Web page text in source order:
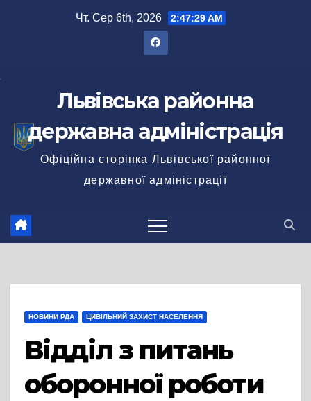
Чт. Сер 6th, 2026 2:47:29 AM
Львівська районна
державна адміністрація
Офіційна сторінка Львівської районної
державної адміністрації
НОВИНИ РДА ЦИВІЛЬНИЙ ЗАХИСТ НАСЕЛЕННЯ
Відділ з питань
оборонної роботи